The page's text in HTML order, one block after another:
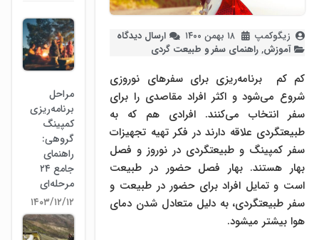
زیگوکمپ ۱۸ بهمن ۱۴۰۰
ارسال دیدگاه
آموزش,راهنمای سفر و طبیعت گردی
کم کم ‌ برنامه‌ریزی برای سفرهای نوروزی
شروع می‌شود و اکثر افراد مقاصدی را برای
سفر انتخاب می‌کنند. افرادی هم که به
طبیعتگردی علاقه دارند در فکر تهیه تجهیزات
سفر کمپینگ و طبیعتگردی در نوروز و فصل
بهار هستند. بهار فصل حضور در طبیعت
است و تمایل افراد برای حضور در طبیعت و
سفر طبیعتگردی، به دلیل متعادل شدن دمای
هوا بیشتر میشود.
مراحل
برنامه‌ریزی
کمپینگ
گروهی:
راهنمای
جامع ۲۴
مرحله‌ای
۱۴۰۳/۱۲/۱۲